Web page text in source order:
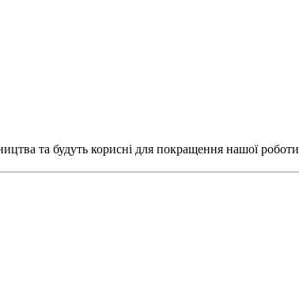
та будуть корисні для покращення нашої роботи